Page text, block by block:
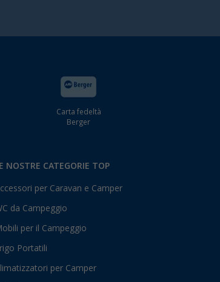
Carta fedeltà
Berger
NOSTRE CATEGORIE TOP
per Caravan e Camper
da Campeggio
per il Campeggio
Portatili
per Camper